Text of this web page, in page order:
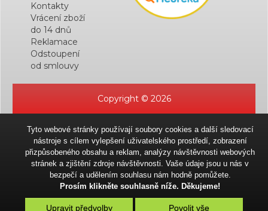
Kontakty
Vrácení zboží
do 14 dnů
Reklamace
Odstoupení
od smlouvy
Copyright © 2026
Tyto webové stránky používají soubory cookies a další sledovací
nástroje s cílem vylepšení uživatelského prostředí, zobrazení
přizpůsobeného obsahu a reklam, analýzy návštěvnosti webových
stránek a zjištění zdroje návštěvnosti. Vaše údaje jsou u nás v
bezpečí a udělením souhlasu nám hodně pomůžete.
Prosím klikněte souhlasně níže. Děkujeme!
Upravit předvolby Povolit vše